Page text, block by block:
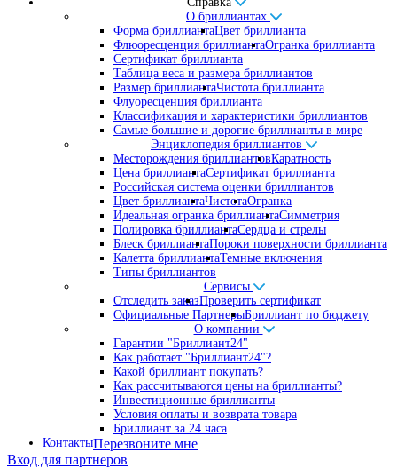
О бриллиантах
Форма бриллиантаЦвет бриллианта
Флюоресценция бриллиантаОгранка бриллианта
Сертификат бриллианта
Таблица веса и размера бриллиантов
Размер бриллиантаЧистота бриллианта
Флуоресценция бриллианта
Классификация и характеристики бриллиантов
Самые большие и дорогие бриллианты в мире
Энциклопедия бриллиантов
Месторождения бриллиантовКаратность
Цена бриллиантаСертификат бриллианта
Российская система оценки бриллиантов
Цвет бриллиантаЧистотаОгранка
Идеальная огранка бриллиантаСимметрия
Полировка бриллиантаСердца и стрелы
Блеск бриллиантаПороки поверхности бриллианта
Калетта бриллиантаТемные включения
Типы бриллиантов
Сервисы
Отследить заказПроверить сертификат
Официальные ПартнерыБриллиант по бюджету
О компании
Гарантии "Бриллиант24"
Как работает "Бриллиант24"?
Какой бриллиант покупать?
Как рассчитываются цены на бриллианты?
Инвестиционные бриллианты
Условия оплаты и возврата товара
Бриллиант за 24 часа
КонтактыПерезвоните мне
Вход для партнеров